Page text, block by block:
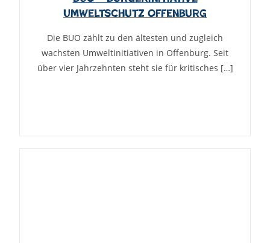
Umweltschutz Offenburg
Die BUO zählt zu den ältesten und zugleich
wachsten Umweltinitiativen in Offenburg. Seit
über vier Jahrzehnten steht sie für kritisches […]